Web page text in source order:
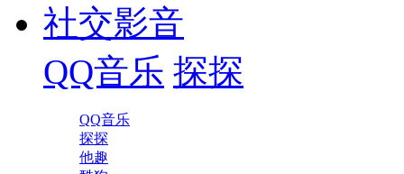
社交影音
QQ音乐 探探
QQ音乐
探探
他趣